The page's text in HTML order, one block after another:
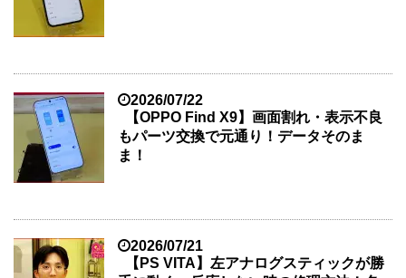
2026/07/22
【OPPO Find X9】画面割れ・表示不良
もパーツ交換で元通り！データそのま
ま！
2026/07/21
【PS VITA】左アナログスティックが勝